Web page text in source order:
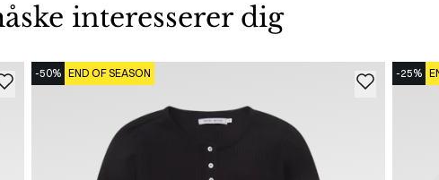
interesserer dig
-50% END OF SEASON -25%